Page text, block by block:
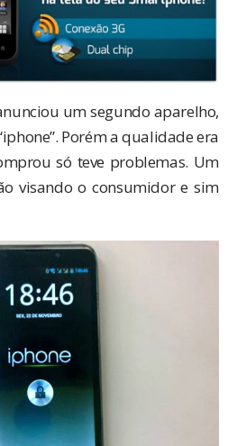
um segundo aparelho,
Porém aqualidade era
só teve problemas. Um
visando o consumidor e sim